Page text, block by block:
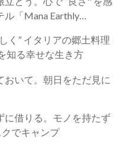
ル「Mana Earthly
く” イタリアの郷土料理
知る幸せな生き方
おいて。朝日をただ見に
に借りる。モノを持たず
でキャンプ